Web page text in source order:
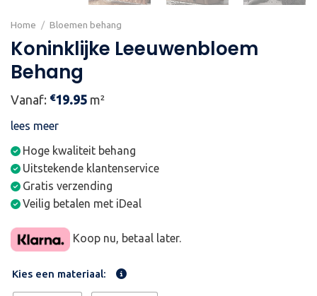
Home / Bloemen behang
Koninklijke Leeuwenbloem
Behang
Vanaf: €19.95 m²
lees meer
Hoge kwaliteit behang
Uitstekende klantenservice
Gratis verzending
Veilig betalen met iDeal
Koop nu, betaal later.
Kies een materiaal: